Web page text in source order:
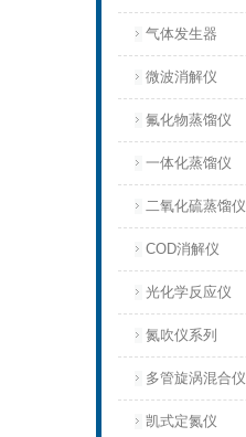
气体发生器
微波消解仪
氟化物蒸馏仪
一体化蒸馏仪
二氧化硫蒸馏仪
COD消解仪
光化学反应仪
氮吹仪系列
多管旋涡混合仪
凯式定氮仪